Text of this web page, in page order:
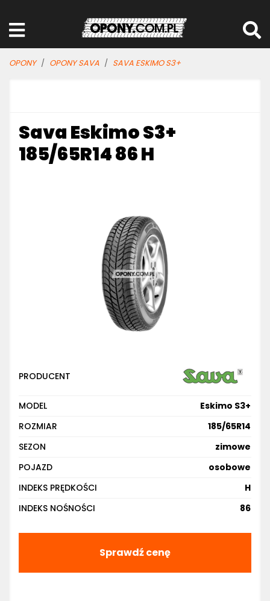
OPONY OPONY SAVA SAVA ESKIMO S3+
Sava Eskimo S3+
185/65R14 86 H
PRODUCENT
MODEL
Eskimo S3+
ROZMIAR
185/65R14
SEZON
zimowe
POJAZD
osobowe
INDEKS PRĘDKOŚCI
H
INDEKS NOŚNOŚCI
86
Sprawdź cenę